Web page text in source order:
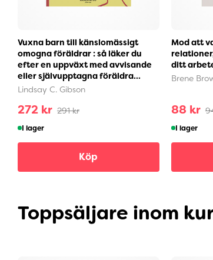
Vuxna barn till känslomässigt
omogna föräldrar : så läker du
efter en uppväxt med avvisande
eller självupptagna föräldra...
Lindsay C. Gibson
272 kr 291 kr
I lager
Köp
Mod att
ditt
Brene
88 kr
I lager
Toppsäljare inom